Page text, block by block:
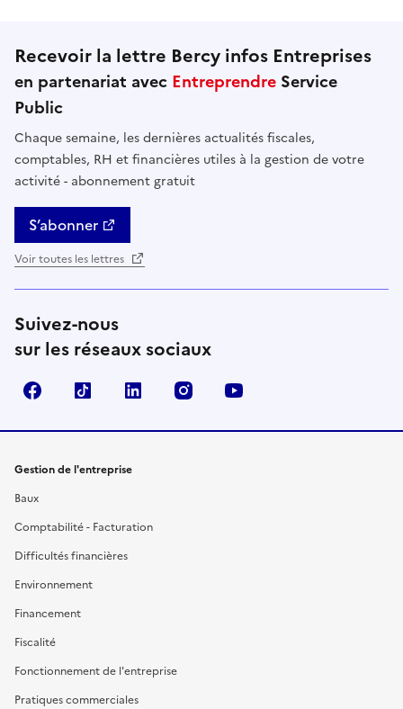
Recevoir la lettre Bercy infos Entreprises
en partenariat avec Entreprendre Service
Public
Chaque semaine, les dernières actualités fiscales,
comptables, RH et financières utiles à la gestion de votre
activité - abonnement gratuit
S’abonner
Voir toutes les lettres
Suivez-nous
sur les réseaux sociaux
FacebookTikTok Linkedin Instagram
Gestion de l'entreprise
Baux
Comptabilité - Facturation
Difficultés financières
Environnement
Financement
Fiscalité
Fonctionnement de l'entreprise
Pratiques commerciales